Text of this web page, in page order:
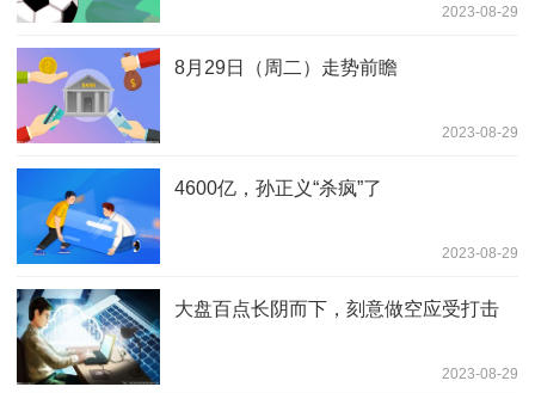
2023-08-29
8月29日（周二）走势前瞻
2023-08-29
4600亿，孙正义“杀疯”了
2023-08-29
大盘百点长阴而下，刻意做空应受打击
2023-08-29